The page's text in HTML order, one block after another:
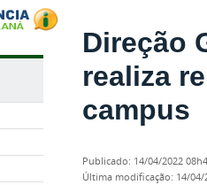
Direção
realiza
campus
publicado: 14/04/2022
última modificação: 14/04/